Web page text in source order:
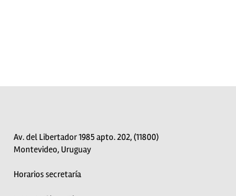
Av. del Libertador 1985 apto. 202, (11800)
Montevideo, Uruguay
Horarios secretaría